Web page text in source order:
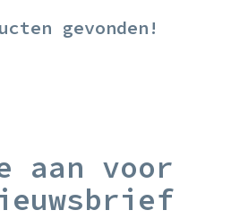
gevonden!
aan voor